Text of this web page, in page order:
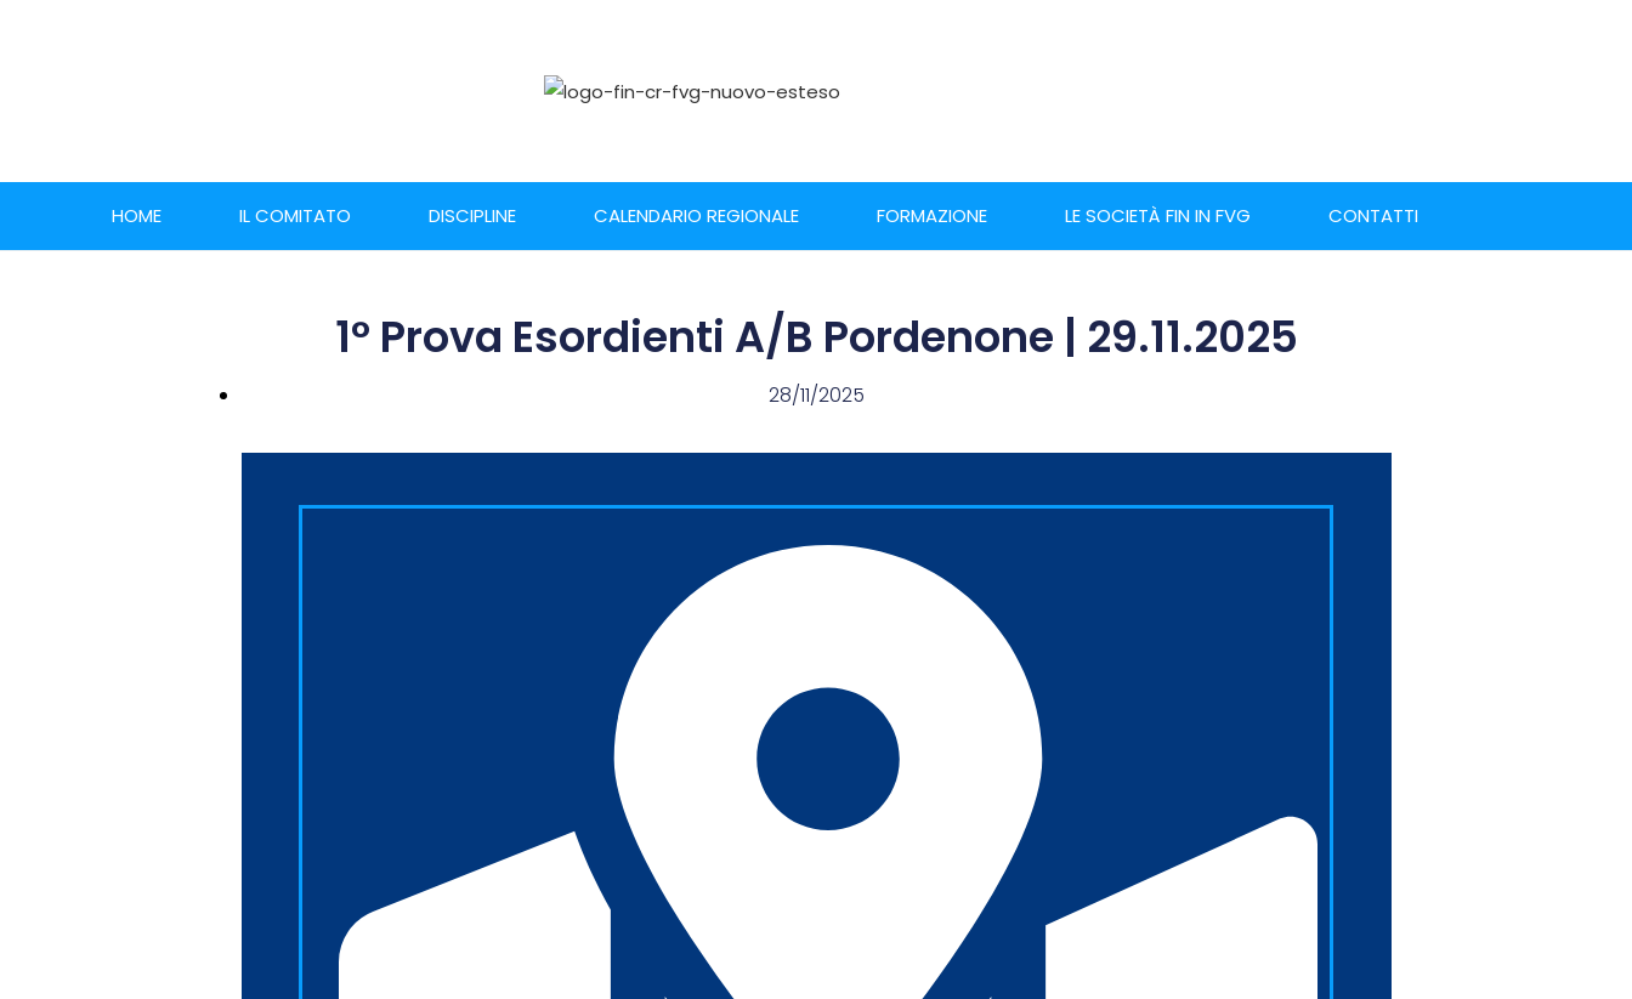
HOME IL COMITATO DISCIPLINE CALENDARIO REGIONALE FORMAZIONE LE SOCIETÀ FIN IN FVG CONTATTI
1° Prova Esordienti A/B Pordenone | 29.11.2025
28/11/2025